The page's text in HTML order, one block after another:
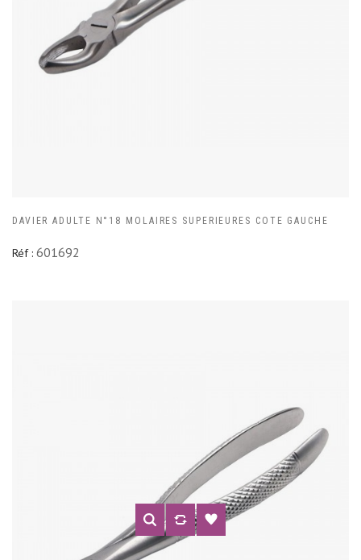
DAVIER ADULTE N°18 MOLAIRES SUPERIEURES COTE GAUCHE
Réf : 601692